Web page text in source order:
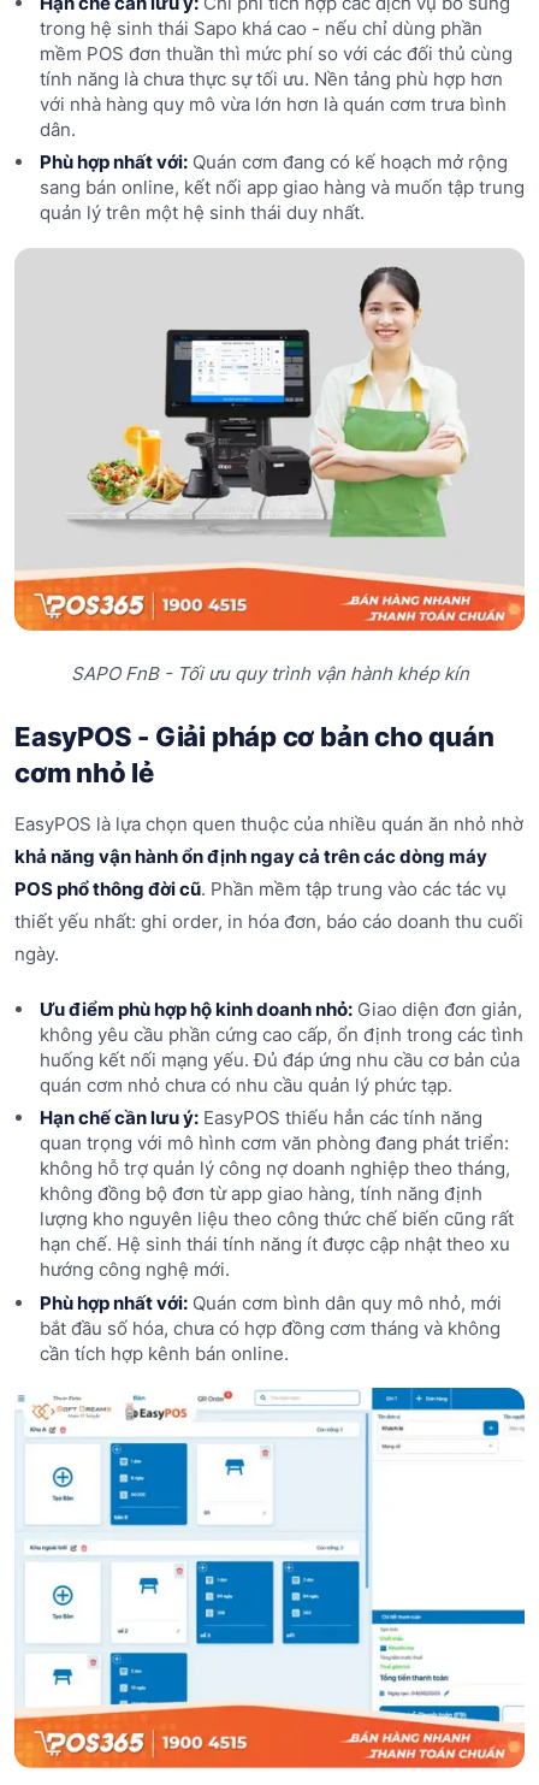
trong hệ sinh thái Sapo khá cao - nếu chỉ dùng phần
mềm POS đơn thuần thì mức phí so với các đối thủ cùng
tính năng là chưa thực sự tối ưu. Nền tảng phù hợp hơn
với nhà hàng quy mô vừa lớn hơn là quán cơm trưa bình
dân.
Phù hợp nhất với:Quán cơm đang có kế hoạch mở rộng
sang bán online, kết nối app giao hàng và muốn tập trung
quản lý trên một hệ sinh thái duy nhất.
SAPO FnB - Tối ưu quy trình vận hành khép kín
EasyPOS - Giải pháp cơ bản cho quán
cơm nhỏ lẻ
EasyPOS là lựa chọn quen thuộc của nhiều quán ăn nhỏ nhờ
khả năng vận hành ổn định ngay cả trên các dòng máy
POS phổ thông đời cũ. Phần mềm tập trung vào các tác vụ
thiết yếu nhất: ghi order, in hóa đơn, báo cáo doanh thu cuối
ngày.
Ưu điểm phù hợp hộ kinh doanh nhỏ:Giao diện đơn giản,
không yêu cầu phần cứng cao cấp, ổn định trong các tình
huống kết nối mạng yếu. Đủ đáp ứng nhu cầu cơ bản của
quán cơm nhỏ chưa có nhu cầu quản lý phức tạp.
Hạn chế cần lưu ý:EasyPOS thiếu hẳn các tính năng
quan trọng với mô hình cơm văn phòng đang phát triển:
không hỗ trợ quản lý công nợ doanh nghiệp theo tháng,
không đồng bộ đơn từ app giao hàng, tính năng định
lượng kho nguyên liệu theo công thức chế biến cũng rất
hạn chế. Hệ sinh thái tính năng ít được cập nhật theo xu
hướng công nghệ mới.
Phù hợp nhất với:Quán cơm bình dân quy mô nhỏ, mới
bắt đầu số hóa, chưa có hợp đồng cơm tháng và không
cần tích hợp kênh bán online.